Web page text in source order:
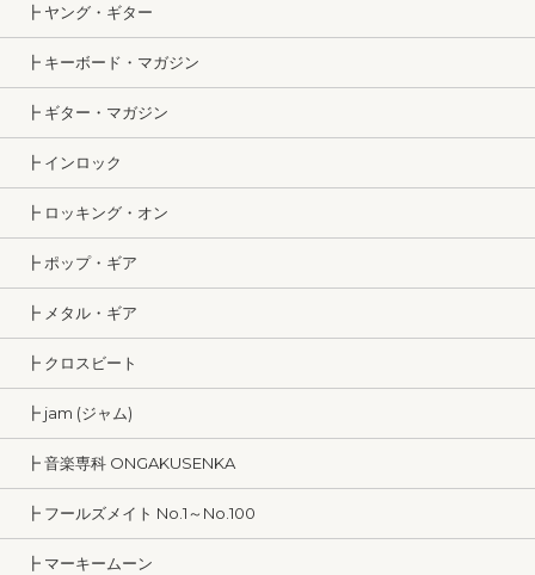
┣ ヤング・ギター
┣ キーボード・マガジン
┣ ギター・マガジン
┣ インロック
┣ ロッキング・オン
┣ ポップ・ギア
┣ メタル・ギア
┣ クロスビート
┣ jam (ジャム)
┣ 音楽専科 ONGAKUSENKA
┣ フールズメイト No.1～No.100
┣ マーキームーン